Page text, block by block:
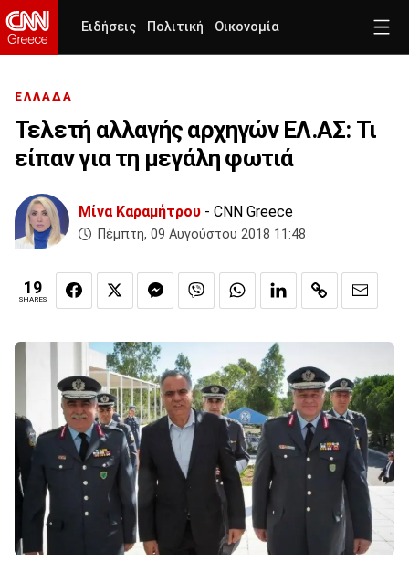
Ειδήσεις Πολιτική Οικονομία
ΕΛΛΑΔΑ
Τελετή αλλαγής αρχηγών ΕΛ.ΑΣ: Τι
είπαν για τη μεγάλη φωτιά
Μίνα Καραμήτρου - CNN Greece
Πέμπτη, 09 Αυγούστου 2018 11:48
19
SHARES